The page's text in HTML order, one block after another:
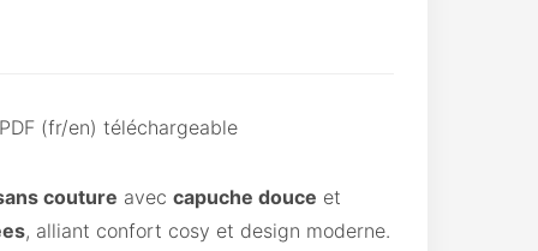
(fr/en) téléchargeable
couture aveccapuche douce et
, alliant confort cosy et design moderne.